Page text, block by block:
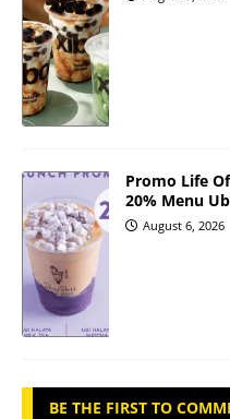
Promo Life
20% Menu
August 6, 2026
BE THE FIRST TO